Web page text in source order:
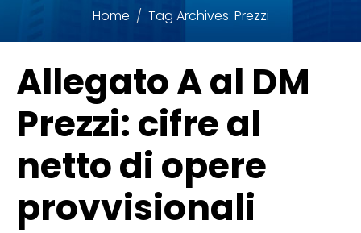
Home Tag Archives: Prezzi
Allegato A al DM
Prezzi: cifre al
netto di opere
provvisionali